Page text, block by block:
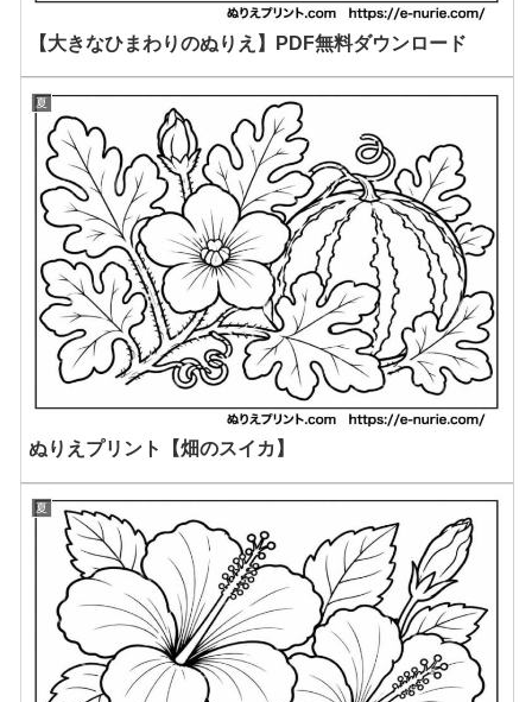
【大きなひまわりのぬりえ】PDF無料ダウンロード
夏
ぬりえプリント【畑のスイカ】
夏